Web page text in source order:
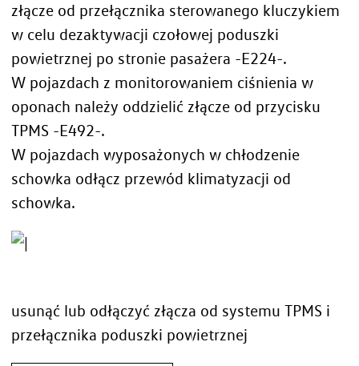
złącze od przełącznika sterowanego kluczykiem
w celu dezaktywacji czołowej poduszki
powietrznej po stronie pasażera -E224-.
W pojazdach z monitorowaniem ciśnienia w
oponach należy oddzielić złącze od przycisku
TPMS -E492-.
W pojazdach wyposażonych w chłodzenie
schowka odłącz przewód klimatyzacji od
schowka.
usunąć lub odłączyć złącza od systemu TPMS i
przełącznika poduszki powietrznej